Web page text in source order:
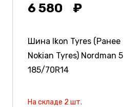
6 580
Шина Ikon Tyres (Ранее
Nokian Tyres) Nordman 5
185/70R14
На складе 2 шт.